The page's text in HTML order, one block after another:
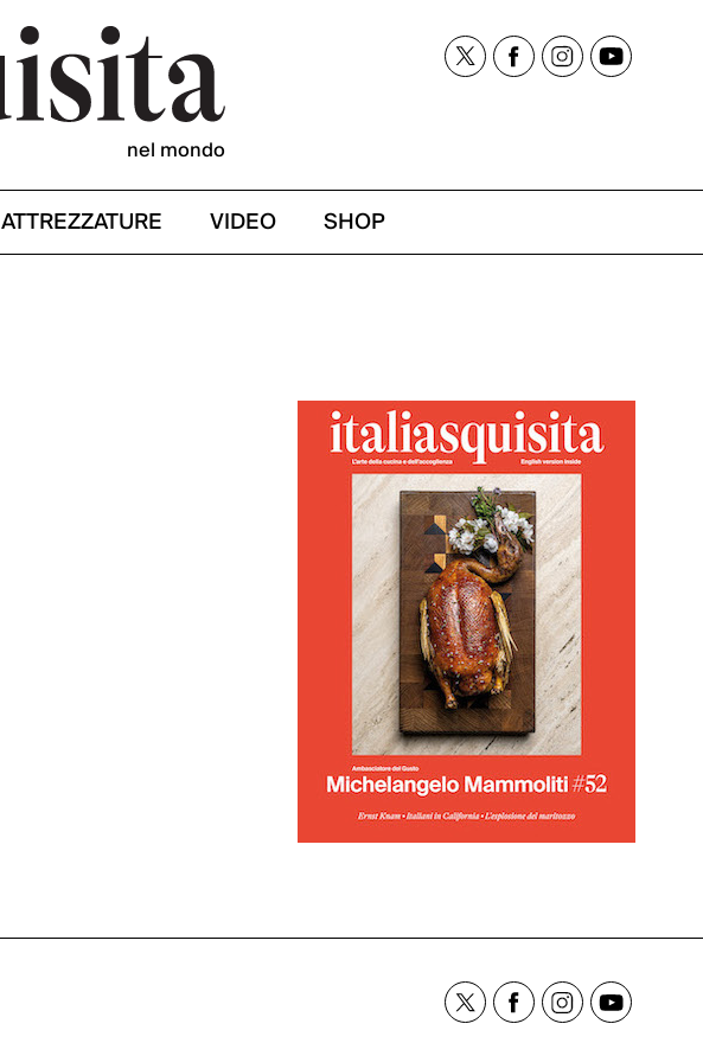
nel mondo
ATTREZZATURE VIDEO SHOP